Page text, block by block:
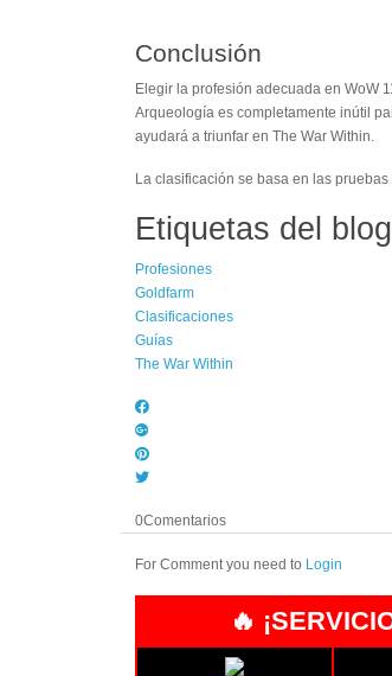
Conclusión
Elegir la profesión adecuada en WoW
Arqueología es completamente inútil
ayudará a triunfar en The War Within.
La clasificación se basa en las
Etiquetas del blog
Profesiones
Goldfarm
Clasificaciones
Guías
The War Within
0Comentarios
For Comment you need to Login
🔥